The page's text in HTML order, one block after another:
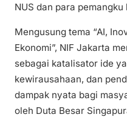
NUS dan para
Mengusung tema “AI,
Ekonomi”, NIF Jakarta
sebagai katalisator ide
kewirausahaan, dan
dampak nyata bagi
oleh Duta Besar